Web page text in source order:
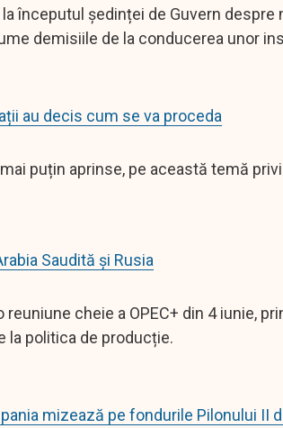
începutul ședinței de Guvern
demisiile de la conducerea unor
au decis cum se va proceda
puțin aprinse, pe această temă
Saudită și Rusia
cheie a OPEC+ din 4 iunie,
la politica de producție.
mizează pe fondurile Pilonului II